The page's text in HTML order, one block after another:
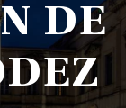
DE